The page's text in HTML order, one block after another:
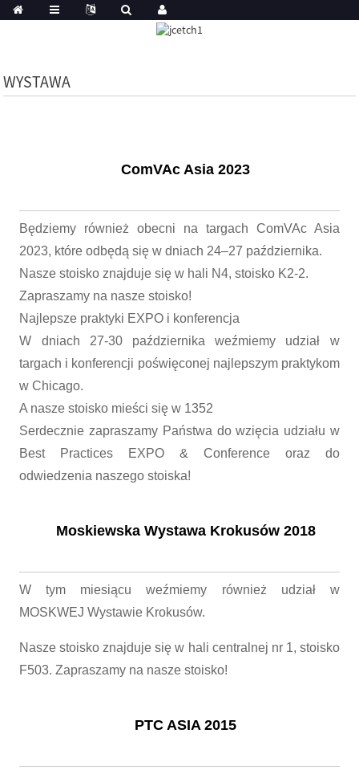
WYSTAWA
ComVAc Asia 2023
Będziemy również obecni na targach ComVAc Asia
2023, które odbędą się w dniach 24–27 października.
Nasze stoisko znajduje się w hali N4, stoisko K2-2.
Zapraszamy na nasze stoisko!
Najlepsze praktyki EXPO i konferencja
W dniach 27-30 października weźmiemy udział w
targach i konferencji poświęconej najlepszym praktykom
w Chicago.
A nasze stoisko mieści się w 1352
Serdecznie zapraszamy Państwa do wzięcia udziału w
Best Practices EXPO & Conference oraz do
odwiedzenia naszego stoiska!
Moskiewska Wystawa Krokusów 2018
W tym miesiącu weźmiemy również udział w
MOSKWEJ Wystawie Krokusów.
Nasze stoisko znajduje się w hali centralnej nr 1, stoisko
F503. Zapraszamy na nasze stoisko!
PTC ASIA 2015